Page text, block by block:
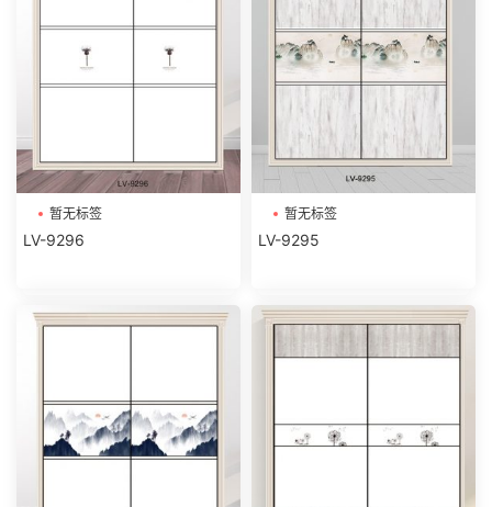
暂无标签
LV-9296
暂无标签
LV-9295